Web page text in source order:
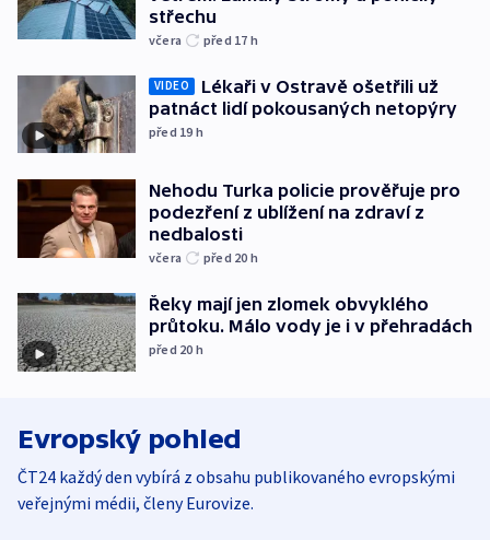
střechu
včera před 17 h
VIDEO
Lékaři v Ostravě ošetřili už
patnáct lidí pokousaných netopýry
před 19 h
Nehodu Turka policie prověřuje pro
podezření z ublížení na zdraví z
nedbalosti
včera před 20 h
Řeky mají jen zlomek obvyklého
průtoku. Málo vody je i v přehradách
před 20 h
Evropský pohled
ČT24 každý den vybírá z obsahu publikovaného evropskými
veřejnými médii, členy Eurovize.